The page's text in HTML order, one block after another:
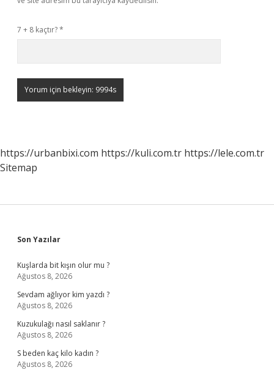
7 + 8 kaçtır?*
https://urbanbixi.com https://kuli.com.tr https://lele.com.tr
Sitemap
Sidebar
Son Yazılar
Kuşlarda bit kışın olur mu ?
Ağustos 8, 2026
Sevdam ağlıyor kim yazdı ?
Ağustos 8, 2026
Kuzukulağı nasıl saklanır ?
Ağustos 8, 2026
S beden kaç kilo kadın ?
Ağustos 8, 2026